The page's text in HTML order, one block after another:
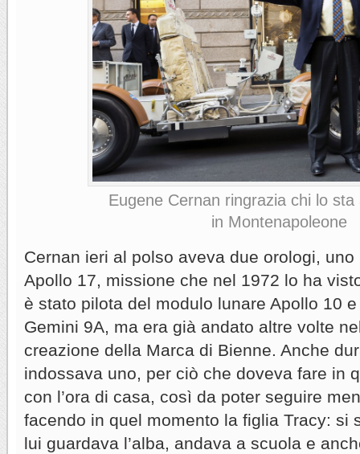
Eugene Cernan ringrazia chi lo sta
in Montenapoleone
Cernan ieri al polso aveva due orologi, uno
Apollo 17, missione che nel 1972 lo ha
è stato pilota del modulo lunare Apollo 10
Gemini 9A, ma era già andato altre volte
creazione della Marca di Bienne. Anche
indossava uno, per ciò che doveva fare in
con l’ora di casa, così da poter seguire
facendo in quel momento la figlia Tracy: si
lui guardava l’alba, andava a scuola e